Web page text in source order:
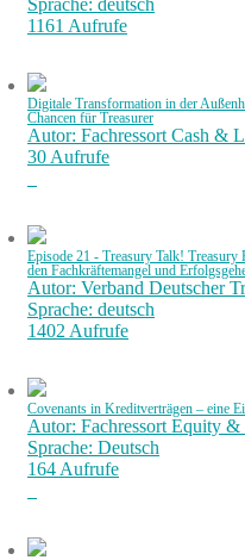
Sprache: deutsch
1161 Aufrufe
Digitale Transformation in der
Chancen für Treasurer
Autor: Fachressort Cash &
30 Aufrufe
Episode 21 - Treasury Talk! Treasury
den Fachkräftemangel und
Autor: Verband Deutscher
Sprache: deutsch
1402 Aufrufe
Covenants in Kreditverträgen – eine
Autor: Fachressort Equity &
Sprache: Deutsch
164 Aufrufe